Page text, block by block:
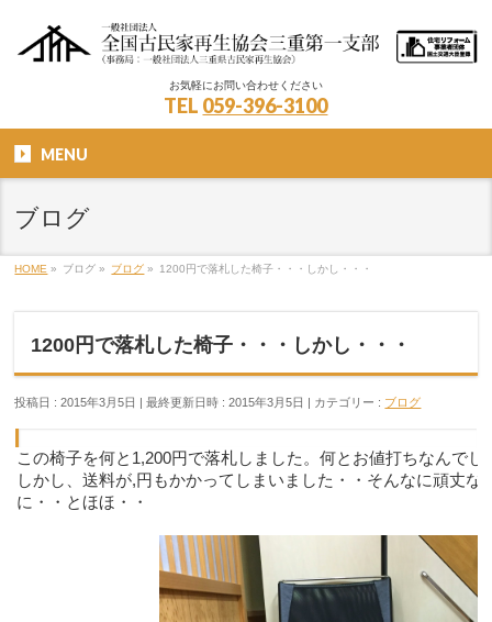
お気軽にお問い合わせください
TEL 059-396-3100
MENU
ブログ
HOME » ブログ » ブログ » 1200円で落札した椅子・・・しかし・・・
1200円で落札した椅子・・・しかし・・・
投稿日 : 2015年3月5日 最終更新日時 : 2015年3月5日 カテゴリー : ブログ
この椅子を何と1,200円で落札しました。何とお値打ちなんでし
しかし、送料が,円もかかってしまいました・・そんなに頑丈な
に・・とほほ・・